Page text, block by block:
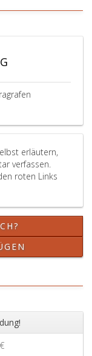
erläutern,
verfassen.
roten Links